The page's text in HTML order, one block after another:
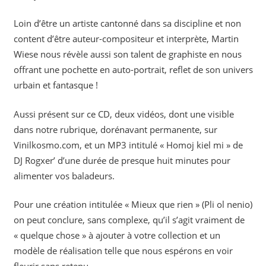
Loin d’être un artiste cantonné dans sa discipline et non
content d’être auteur-compositeur et interprète, Martin
Wiese nous révèle aussi son talent de graphiste en nous
offrant une pochette en auto-portrait, reflet de son univers
urbain et fantasque !
Aussi présent sur ce CD, deux vidéos, dont une visible
dans notre rubrique, dorénavant permanente, sur
Vinilkosmo.com, et un MP3 intitulé « Homoj kiel mi » de
DJ Rogxer’ d’une durée de presque huit minutes pour
alimenter vos baladeurs.
Pour une création intitulée « Mieux que rien » (Pli ol nenio)
on peut conclure, sans complexe, qu’il s’agit vraiment de
« quelque chose » à ajouter à votre collection et un
modèle de réalisation telle que nous espérons en voir